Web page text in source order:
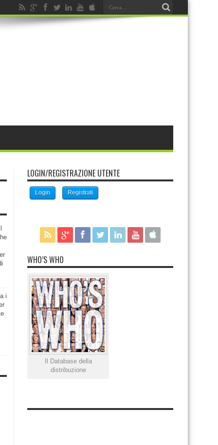
i
LOGIN/REGISTRAZIONE UTENTE
Login Registrati
WHO’S WHO
Il Database della
distribuzione